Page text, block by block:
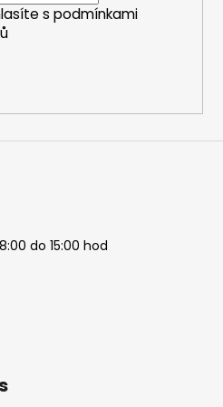
s podmínkami
do 15:00 hod